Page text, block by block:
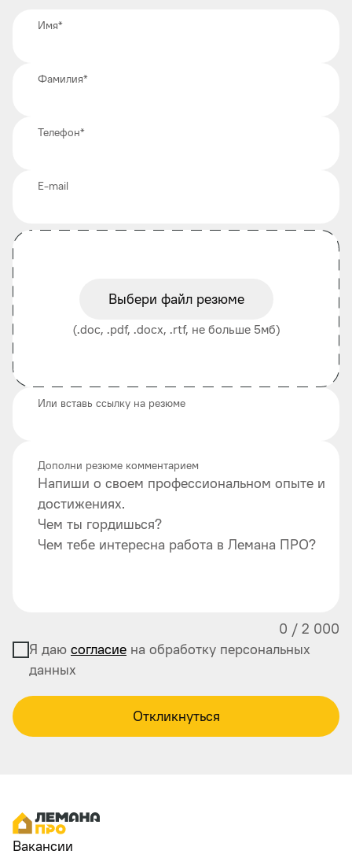
Имя*
Фамилия*
Телефон*
E-mail
Выбери файл резюме
(.doc, .pdf, .docx, .rtf, не больше 5мб)
Или вставь ссылку на резюме
Напиши о своем профессиональном опыте и
достижениях.
Чем ты гордишься?
Чем тебе интересна работа в Лемана ПРО?
Дополни резюме комментарием
0 / 2 000
Я даю согласие на обработку персональных
данных
Откликнуться
Вакансии